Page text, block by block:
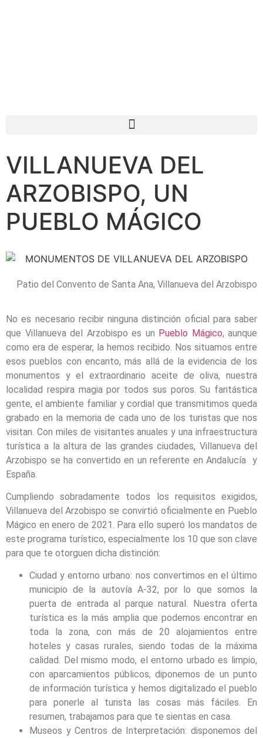
VILLANUEVA DEL
ARZOBISPO, UN
PUEBLO MÁGICO
Patio del Convento de Santa Ana, Villanueva del Arzobispo
No es necesario recibir ninguna distinción oficial para saber
que Villanueva del Arzobispo es un Pueblo Mágico, aunque
como era de esperar, la hemos recibido. Nos situamos entre
esos pueblos con encanto, más allá de la evidencia de los
monumentos y el extraordinario aceite de oliva, nuestra
localidad respira magia por todos sus poros. Su fantástica
gente, el ambiente familiar y cordial que transmitimos queda
grabado en la memoria de cada uno de los turistas que nos
visitan. Con miles de visitantes anuales y una infraestructura
turística a la altura de las grandes ciudades, Villanueva del
Arzobispo se ha convertido en un referente en Andalucía y
España.
Cumpliendo sobradamente todos los requisitos exigidos,
Villanueva del Arzobispo se convirtió oficialmente en Pueblo
Mágico en enero de 2021. Para ello superó los mandatos de
este programa turístico, especialmente los 10 que son clave
para que te otorguen dicha distinción:
Ciudad y entorno urbano: nos convertimos en el último
municipio de la autovía A-32, por lo que somos la
puerta de entrada al parque natural. Nuestra oferta
turística es la más amplia que podemos encontrar en
toda la zona, con más de 20 alojamientos entre
hoteles y casas rurales, siendo todas de la máxima
calidad. Del mismo modo, el entorno urbado es limpio,
con aparcamientos públicos, diponemos de un punto
de información turística y hemos digitalizado el pueblo
para ponerle al turista las cosas más fáciles. En
resumen, trabajamos para que te sientas en casa.
Museos y Centros de Interpretación: disponemos del